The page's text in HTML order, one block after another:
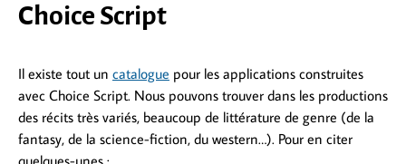
Choice Script
Il existe tout un catalogue pour les applications construites
avec Choice Script. Nous pouvons trouver dans les productions
des récits très variés, beaucoup de littérature de genre (de la
fantasy, de la science-fiction, du western…). Pour en citer
quelques-unes :